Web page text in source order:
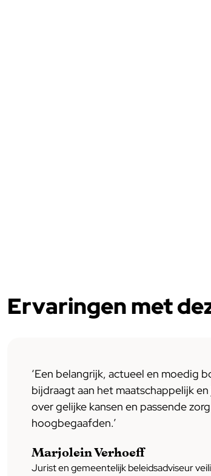
Ervaringen met
‘Een belangrijk, actueel en moedig
bijdraagt aan het maatschappelijk
over gelijke kansen en passende
hoogbegaafden.’
Marjolein Verhoeff
Jurist en gemeentelijk beleidsadviseur